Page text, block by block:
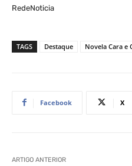
RedeNoticia
TAGS Destaque Novela Cara e
Facebook X
ARTIGO ANTERIOR